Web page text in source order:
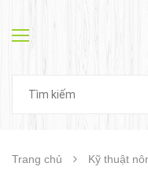
Trang chủ Kỹ thuật